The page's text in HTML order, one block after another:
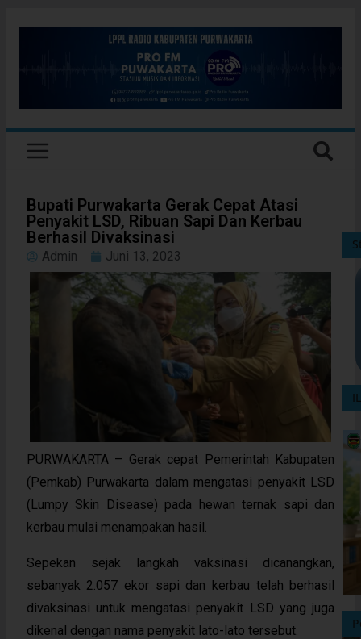
Bupati Purwakarta Gerak Cepat Atasi
Penyakit LSD, Ribuan Sapi Dan Kerbau
Berhasil Divaksinasi
Admin Juni 13, 2023
PURWAKARTA – Gerak cepat Pemerintah Kabupaten
(Pemkab) Purwakarta dalam mengatasi penyakit LSD
(Lumpy Skin Disease) pada hewan ternak sapi dan
kerbau mulai menampakan hasil.
Sepekan sejak langkah vaksinasi dicanangkan,
sebanyak 2.057 ekor sapi dan kerbau telah berhasil
divaksinasi untuk mengatasi penyakit LSD yang juga
dikenal dengan nama penyakit lato-lato tersebut.